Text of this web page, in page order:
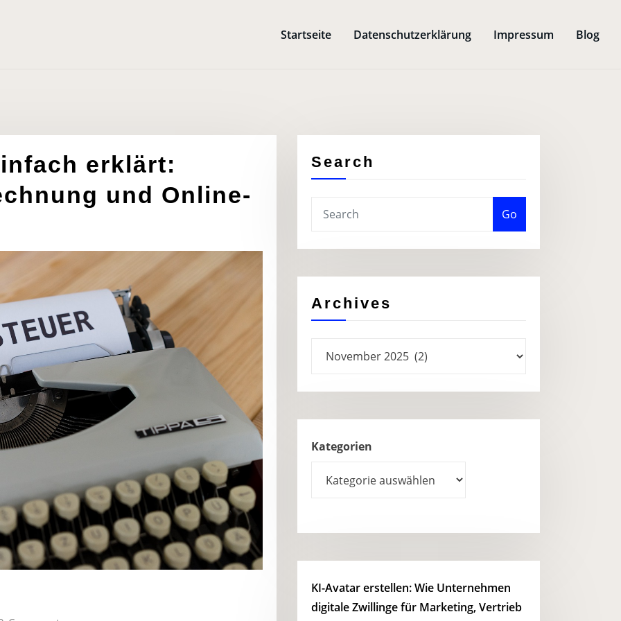
Startseite Datenschutzerklärung Impressum Blog
erklärt:
und Online-
Search
Go
Archives
Kategorien
KI-Avatar erstellen: Wie Unternehmen
digitale Zwillinge für Marketing, Vertrieb